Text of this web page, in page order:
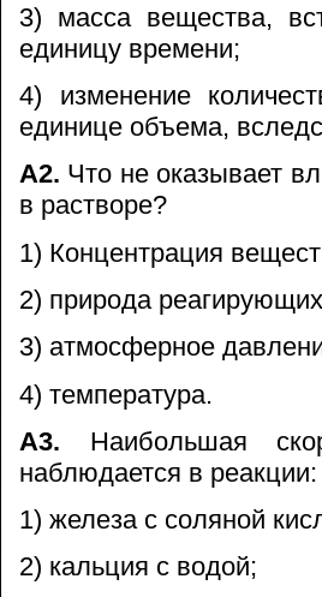
3) масса вещества,
единицу времени;
4) изменение
единице объема,
А2. Что не оказывает
в растворе?
1) Концентрация
2) природа
3) атмосферное
4) температура.
А3. Наибольшая
наблюдается в реакции:
1) железа с соляной
2) кальция с водой;